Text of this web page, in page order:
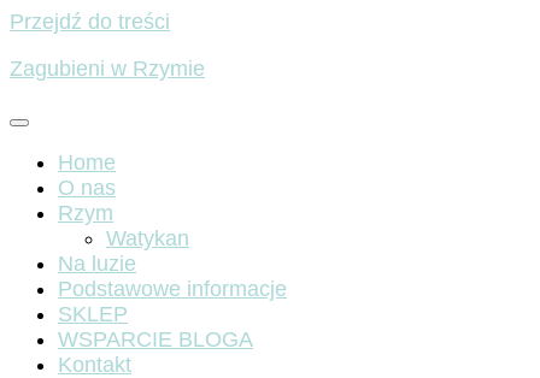
Przejdź do treści
Zagubieni w Rzymie
Home
O nas
Rzym
Watykan
Na luzie
Podstawowe informacje
SKLEP
WSPARCIE BLOGA
Kontakt